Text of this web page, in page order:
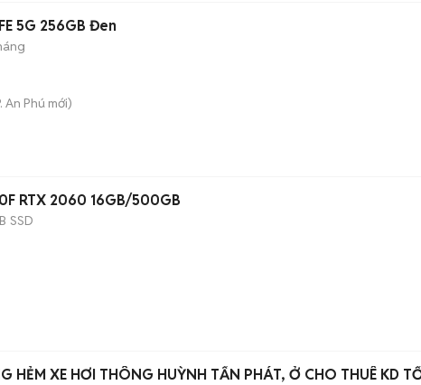
5G 256GB Đen
An Phú mới)
RTX 2060 16GB/500GB
SSD
HẺM XE HƠI THÔNG HUỲNH TẤN PHÁT, Ở CHO THUÊ KD